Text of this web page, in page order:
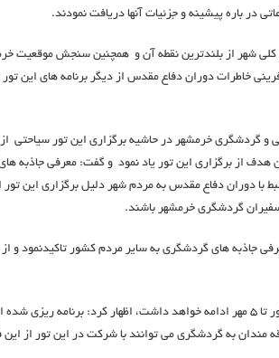
در باره پیشینه و جزئیات آنها دریافت نمودند.
کلی شهر از بلندترین نقطه آن و همچنین سنجش موقعیت
خاطرات دوران دفاع مقدس از دیگر برنامه های این
گردشگری خرمشهر در حاشیه برگزاری این تور سیاحتی
هدف از برگزاری این تور یاد نمود و گفت: معرفی جاذبه
با دوران دفاع مقدس به مردم شهر دلیل برگزاری این
گردشگری خرمشهر باشند.
جاذبه های گردشگری به سایر مردم کشور تاکیدنمود و
وی در ادامه با یادآور شدن این که این تور تا ۵ مهر ادامه خواهد داشت، اظهار کرد:
مندان به گردشگری می توانند با شرکت در این تور از